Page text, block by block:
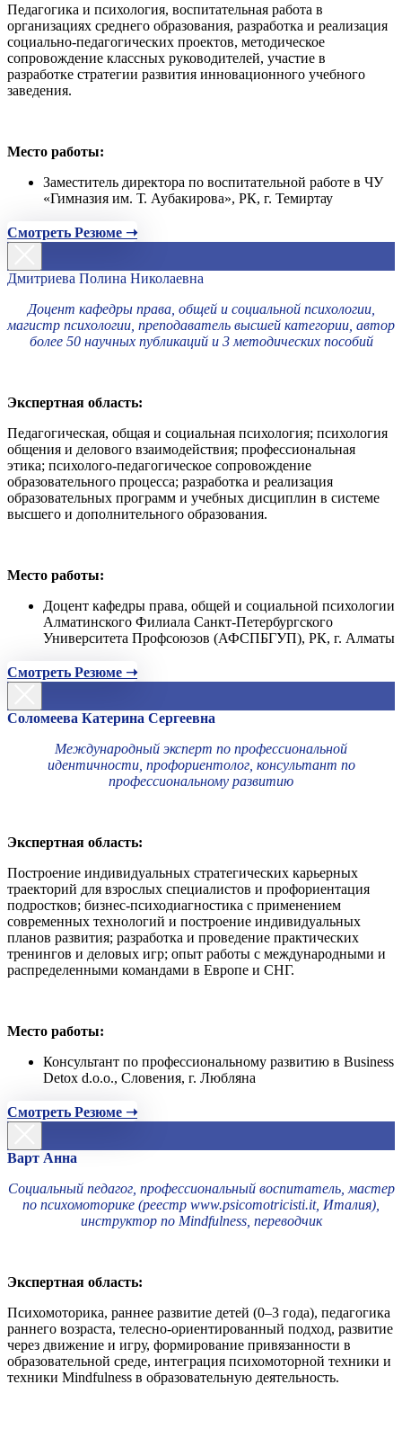
Педагогика и психология, воспитательная работа в
организациях среднего образования, разработка и реализация
социально-педагогических проектов, методическое
сопровождение классных руководителей, участие в
разработке стратегии развития инновационного учебного
заведения.
Место работы:
Заместитель директора по воспитательной работе в ЧУ
«Гимназия им. Т. Аубакирова», РК, г. Темиртау
Смотреть Резюме ➝
Дмитриева Полина Николаевна
Доцент кафедры права, общей и социальной психологии,
магистр психологии, преподаватель высшей категории, автор
более 50 научных публикаций и 3 методических пособий
Экспертная область:
Педагогическая, общая и социальная психология; психология
общения и делового взаимодействия; профессиональная
этика; психолого-педагогическое сопровождение
образовательного процесса; разработка и реализация
образовательных программ и учебных дисциплин в системе
высшего и дополнительного образования.
Место работы:
Доцент кафедры права, общей и социальной психологии
Алматинского Филиала Санкт-Петербургского
Университета Профсоюзов (АФСПБГУП), РК, г. Алматы
Смотреть Резюме ➝
Соломеева Катерина Сергеевна
Международный эксперт по профессиональной
идентичности, профориентолог, консультант по
профессиональному развитию
Экспертная область:
Построение индивидуальных стратегических карьерных
траекторий для взрослых специалистов и профориентация
подростков; бизнес-психодиагностика с применением
современных технологий и построение индивидуальных
планов развития; разработка и проведение практических
тренингов и деловых игр; опыт работы с международными и
распределенными командами в Европе и СНГ.
Место работы:
Консультант по профессиональному развитию в Business
Detox d.o.o., Словения, г. Любляна
Смотреть Резюме ➝
Варт Анна
Социальный педагог, профессиональный воспитатель, мастер
по психомоторике (реестр www.psicomotricisti.it, Италия),
инструктор по Mindfulness, переводчик
Экспертная область:
Психомоторика, раннее развитие детей (0–3 года), педагогика
раннего возраста, телесно-ориентированный подход, развитие
через движение и игру, формирование привязанности в
образовательной среде, интеграция психомоторной техники и
техники Mindfulness в образовательную деятельность.